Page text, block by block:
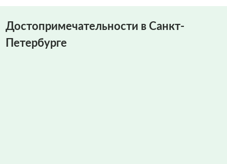
Достопримечательности в Санкт-
Петербурге